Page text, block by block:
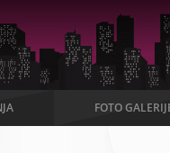
FOTO